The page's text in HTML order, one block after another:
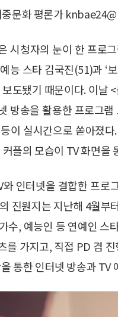
중문화 평론가
시청자의 눈이 한 프로
능 스타 김국진(51)과 ‘
도됐기 때문이다. 이날
방송을 활용한 프로그
이 실시간으로 쏟아졌
플의 모습이 TV 화면을
인터넷을 결합한 프로
진원지는 지난해 4월부
수, 예능인 등 연예인 스
를 가지고, 직접 PD 겸
통한 인터넷 방송과 TV